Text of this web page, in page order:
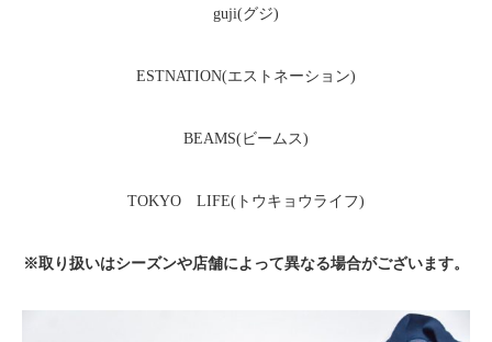
guji(グジ)
ESTNATION(エストネーション)
BEAMS(ビームス)
TOKYO LIFE(トウキョウライフ)
※取り扱いはシーズンや店舗によって異なる場合がございます。